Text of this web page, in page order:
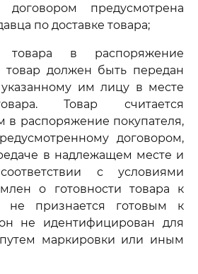
предусмотрена
по доставке товара;
товара в распоряжение
товар должен быть передан
им лицу в месте
Товар считается
в распоряжение покупателя,
договором,
в надлежащем месте и
с условиями
о готовности товара к
не признается готовым к
не идентифицирован для
маркировки или иным